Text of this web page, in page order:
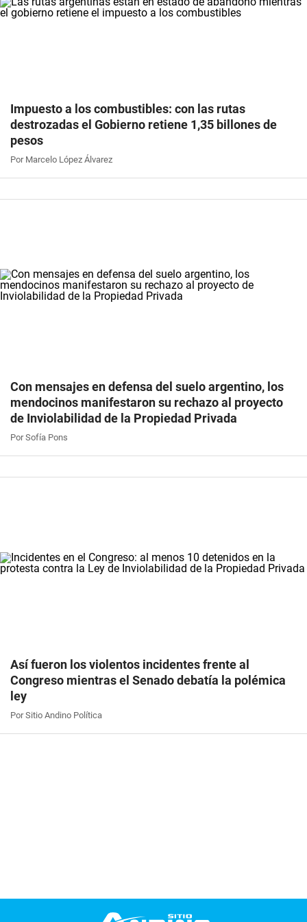
Impuesto a los combustibles: con las rutas
destrozadas el Gobierno retiene 1,35 billones de
pesos
Por Marcelo López Álvarez
Con mensajes en defensa del suelo argentino, los
mendocinos manifestaron su rechazo al proyecto
de Inviolabilidad de la Propiedad Privada
Por Sofía Pons
Así fueron los violentos incidentes frente al
Congreso mientras el Senado debatía la polémica
ley
Por Sitio Andino Política